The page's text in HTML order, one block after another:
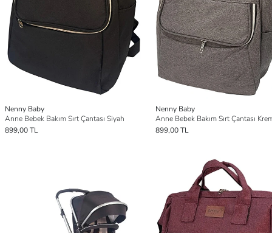
Nenny Baby
Anne Bebek Bakım Sırt Çantası Siyah
899,00 TL
Nenny Baby
Anne Bebek Bakım Sırt Çantası
899,00 TL